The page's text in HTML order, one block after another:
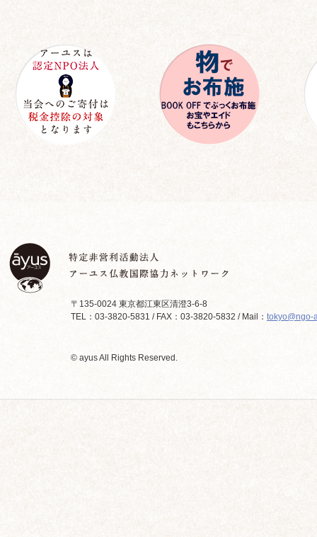
〒135-0024 東京都江東区清澄3-6-8
TEL：03-3820-5831 / FAX：03-3820-5832 / Mail： tokyo@ngo-
© ayus All Rights Reserved.